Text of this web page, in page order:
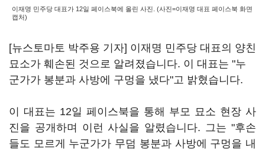
이재명 민주당 대표가 12일 페이스북에 올린 사진. (사진=이재명 대표 페이스북 화면
캡처)
[뉴스토마토 박주용 기자] 이재명 민주당 대표의 양친
묘소가 훼손된 것으로 알려졌습니다. 이 대표는 "누
군가가 봉분과 사방에 구멍을 냈다"고 밝혔습니다.
이 대표는 12일 페이스북을 통해 부모 묘소 현장 사
진을 공개하며 이런 사실을 알렸습니다. 그는 "후손
들도 모르게 누군가가 무덤 봉분과 사방에 구멍을 내